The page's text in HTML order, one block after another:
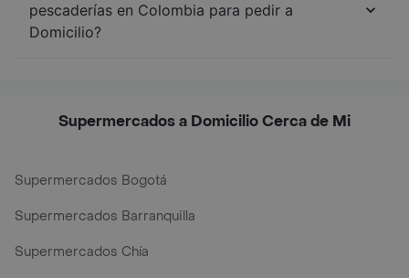
pescaderías en Colombia para pedir a
Domicilio?
Supermercados a Domicilio Cerca de Mi
Supermercados Bogotá
Supermercados Barranquilla
Supermercados Chía